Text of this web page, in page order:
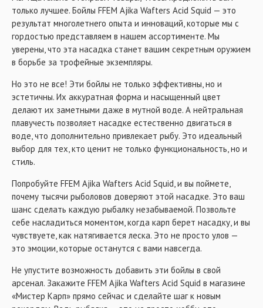
только лучшее. Бойлы FFEM Ajika Wafters Acid Squid — это
результат многолетнего опыта и инноваций, которые мы с
гордостью представляем в нашем ассортименте. Мы
уверены, что эта насадка станет вашим секретным оружием
в борьбе за трофейные экземпляры.
Но это не все! Эти бойлы не только эффективны, но и
эстетичны. Их аккуратная форма и насыщенный цвет
делают их заметными даже в мутной воде. А нейтральная
плавучесть позволяет насадке естественно двигаться в
воде, что дополнительно привлекает рыбу. Это идеальный
выбор для тех, кто ценит не только функциональность, но и
стиль.
Попробуйте FFEM Ajika Wafters Acid Squid, и вы поймете,
почему тысячи рыболовов доверяют этой насадке. Это ваш
шанс сделать каждую рыбалку незабываемой. Позвольте
себе насладиться моментом, когда карп берет насадку, и вы
чувствуете, как натягивается леска. Это не просто улов —
это эмоции, которые останутся с вами навсегда.
Не упустите возможность добавить эти бойлы в свой
арсенал. Закажите FFEM Ajika Wafters Acid Squid в магазине
«Мистер Карп» прямо сейчас и сделайте шаг к новым